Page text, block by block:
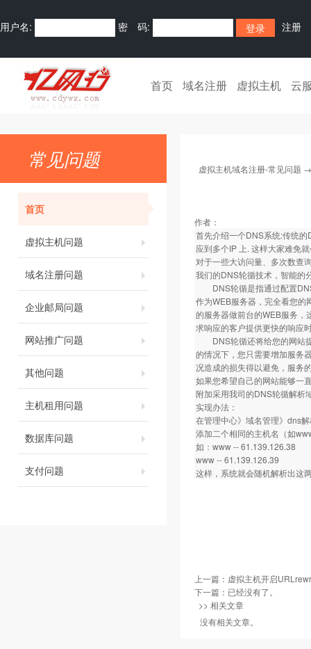
用户名: 密 码: 注册
首页 域名注册 虚拟主机 云
常见问题
首页
虚拟主机问题
域名注册问题
企业邮局问题
网站推广问题
其他问题
主机租用问题
数据库问题
支付问题
虚拟主机域名注册-常见问题
作者：
首先介绍一个DNS系统:传统
应到多个IP 上. 这样大家难免
对于一些大访问量、多次数查
我们的DNS轮循技术，智能的
DNS轮循是指通过配置DNS
作为WEB服务器，完全看您的
的服务器做前台的WEB服务，
求响应的客户提供更快的响应
DNS轮循还将给您的网站提
的情况下，您只需要增加服务
况造成的损失得以避免，服务
如果您希望自己的网站能够一
附加采用我司的DNS轮循解析
实现办法：
在管理中心》域名管理》dns
添加二个相同的主机名（如
如：www -- 61.139.126.38
www -- 61.139.126.39
这样，系统就会随机解析出这
上一篇： 虚拟主机开启
下一篇：已经没有了。
>> 相关文章
没有相关文章。